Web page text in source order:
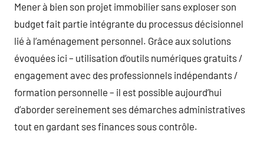
Mener à bien son projet immobilier sans exploser son
budget fait partie intégrante du processus décisionnel
lié à l’aménagement personnel. Grâce aux solutions
évoquées ici – utilisation d’outils numériques gratuits /
engagement avec des professionnels indépendants /
formation personnelle – il est possible aujourd’hui
d’aborder sereinement ses démarches administratives
tout en gardant ses finances sous contrôle.